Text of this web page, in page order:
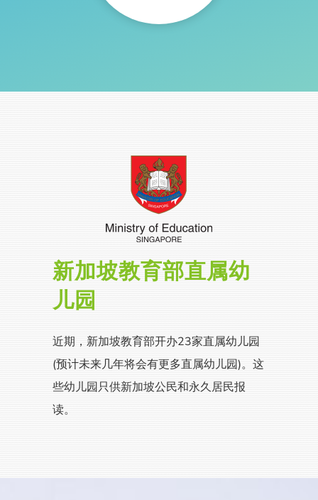
新加坡教育部直属幼
儿园
近期，新加坡教育部开办23家直属幼儿园
(预计未来几年将会有更多直属幼儿园)。这
些幼儿园只供新加坡公民和永久居民报
读。